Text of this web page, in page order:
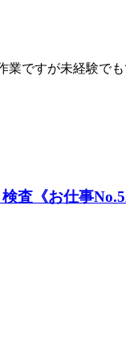
ですが未経験で
査《お仕事